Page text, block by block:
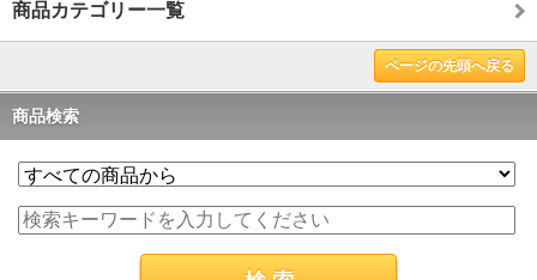
商品カテゴリー一覧
ページの先頭へ戻る
商品検索